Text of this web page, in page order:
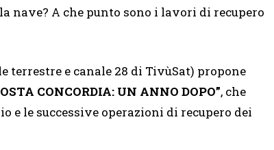
nave? A che punto sono i lavori di recupero
terrestre e canale 28 di TivùSat) propone
CONCORDIA: UN ANNO DOPO”, che
le successive operazioni di recupero dei